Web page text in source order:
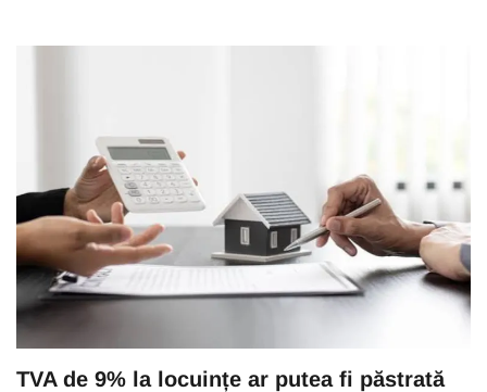
TVA de 9% la locuințe ar putea fi păstrată